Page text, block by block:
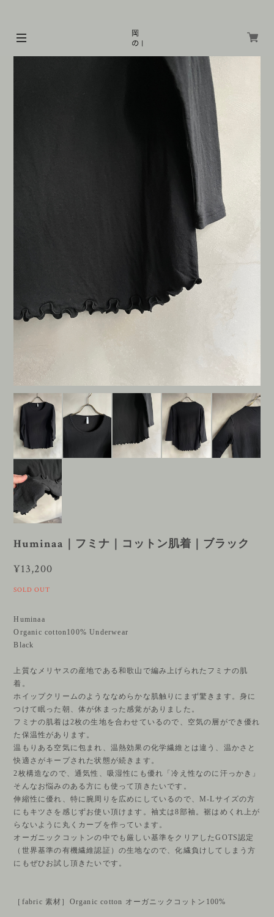
Huminaa｜フミナ｜コットン肌着｜ブラック
¥13,200
SOLD OUT
Huminaa
Organic cotton100% Underwear
Black
上質なメリヤスの産地である和歌山で編み上げられたフミナの肌
着。
ホイップクリームのようななめらかな肌触りにまず驚きます。身に
つけて眠った朝、体が休まった感覚がありました。
フミナの肌着は2枚の生地を合わせているので、空気の層ができ優れ
た保温性があります。
温もりある空気に包まれ、温熱効果の化学繊維とは違う、温かさと
快適さがキープされた状態が続きます。
2枚構造なので、通気性、吸湿性にも優れ「冷え性なのに汗っかき」
そんなお悩みのある方にも使って頂きたいです。
伸縮性に優れ、特に腕周りを広めにしているので、M-Lサイズの方
にもキツさを感じずお使い頂けます。袖丈は8部袖。裾はめくれ上が
らないように丸くカーブを作っています。
オーガニックコットンの中でも厳しい基準をクリアしたGOTS認定
（世界基準の有機繊維認証）の生地なので、化繊負けしてしまう方
にもぜひお試し頂きたいです。
［fabric 素材］Organic cotton オーガニックコットン100%